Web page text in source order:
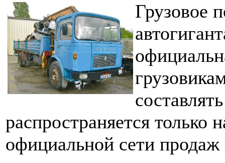
Грузовое
распространяется только
официальной сети